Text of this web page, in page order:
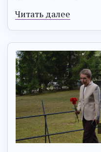
Читать далее